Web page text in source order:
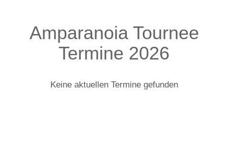
Amparanoia Tournee
Termine 2026
Keine aktuellen Termine gefunden